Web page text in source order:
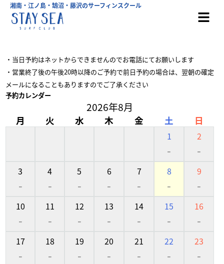
湘南・江ノ島・鵠沼・藤沢のサーフィンスクール
・当日予約はネットからできませんのでお電話にてお願いします
・営業終了後の午後20時以降のご予約で前日予約の場合は、翌朝の確定
メールになることもありますのでご了承ください
予約カレンダー
2026年8月
月 火 水 木 金 土 日
1
-
2
-
3
-
4
-
5
-
6
-
7
-
8
-
9
-
10
-
11
-
12
-
13
-
14
-
15
-
16
-
17
-
18
-
19
-
20
-
21
-
22
-
23
-